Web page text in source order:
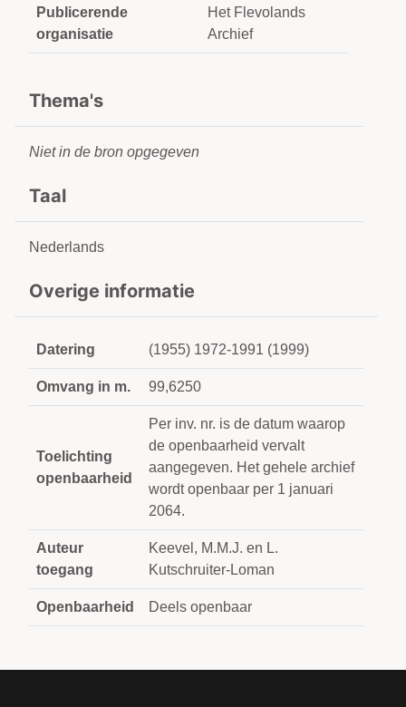
Publicerende
organisatie
Het Flevolands
Archief
Thema's
Niet in de bron opgegeven
Taal
Nederlands
Overige informatie
Datering (1955) 1972-1991 (1999)
Omvang in m. 99,6250
Toelichting
openbaarheid
Per inv. nr. is de datum waarop
de openbaarheid vervalt
aangegeven. Het gehele archief
wordt openbaar per 1 januari
2064.
Auteur
toegang
Keevel, M.M.J. en L.
Kutschruiter-Loman
Openbaarheid Deels openbaar